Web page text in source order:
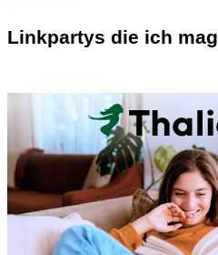
Linkpartys die ich mag